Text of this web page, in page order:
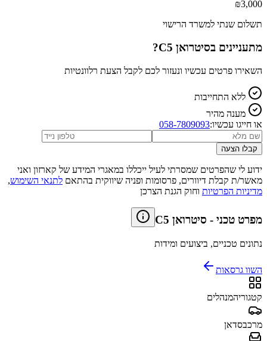
₪3,000
תשלום שנתי למשרד הרישוי
מתעניינים בסיטרואן C5 ?
השאירו פרטים עכשיו ונעזור לכם לקבל הצעת רלוונטיות
ללא התחייבות
מענה מהיר
או חייגו עכשיו:058-7809093
קבלו הצעה
ידוע לי שהפרטים שמסרתי לעיל ייכללו במאגרי המידע של קארזון ואני
מאשר/ת קבלת דיוורים, פרסומות ופניה שיווקית בהתאם לתנאי השימוש,
מדיניות הפרטיות וחוק הגנת הצרכן
מפרט טכני - סיטרואן C5
נתונים טכניים, ביצועים ומידות
השוו גרסאות
קטגוריהמנהלים
מרכבסדאן